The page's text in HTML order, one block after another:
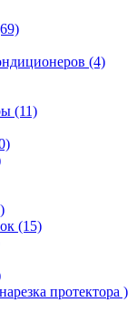
(4)
(11)
(15)
протектора )